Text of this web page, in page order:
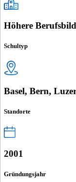
Höhere
Schultyp
Basel, Bern,
Standorte
2001
Gründungsjahr